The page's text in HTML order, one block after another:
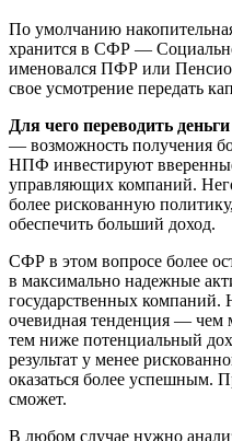
По умолчанию
хранится в СФР —
именовался ПФР или
свое усмотрение передать
Для чего переводить
— возможность получения
НПФ инвестируют
управляющих компаний.
более рискованную
обеспечить больший доход.
СФР в этом вопросе более
в максимально надежные
государственных компаний.
очевидная тенденция — чем
тем ниже потенциальный
результат у менее
оказаться более успешным.
сможет.
В любом случае нужно